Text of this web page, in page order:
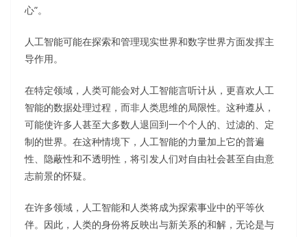
心”。
人工智能可能在探索和管理现实世界和数字世界方面发挥主
导作用。
在特定领域，人类可能会对人工智能言听计从，更喜欢人工
智能的数据处理过程，而非人类思维的局限性。这种遵从，
可能使许多人甚至大多数人退回到一个个人的、过滤的、定
制的世界。在这种情境下，人工智能的力量加上它的普遍
性、隐蔽性和不透明性，将引发人们对自由社会甚至自由意
志前景的怀疑。
在许多领域，人工智能和人类将成为探索事业中的平等伙
伴。因此，人类的身份将反映出与新关系的和解，无论是与